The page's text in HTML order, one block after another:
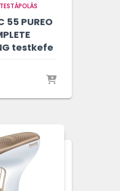
TESTÁPOLÁS
55 PUREO
testkefe